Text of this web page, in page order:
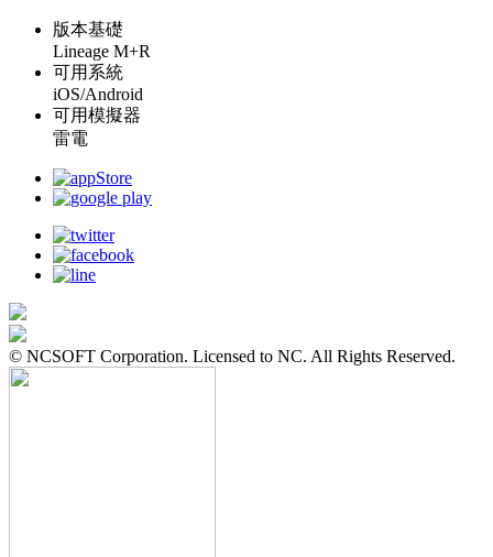
版本基礎
Lineage M+R
可用系統
iOS/Android
可用模擬器
雷電
© NCSOFT Corporation. Licensed to NC. All Rights Reserved.